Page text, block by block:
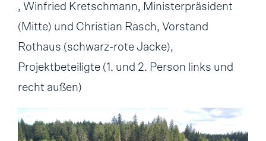
, Winfried Kretschmann, Ministerpräsident
(Mitte) und Christian Rasch, Vorstand
Rothaus (schwarz-rote Jacke),
Projektbeteiligte (1. und 2. Person links und
recht außen)